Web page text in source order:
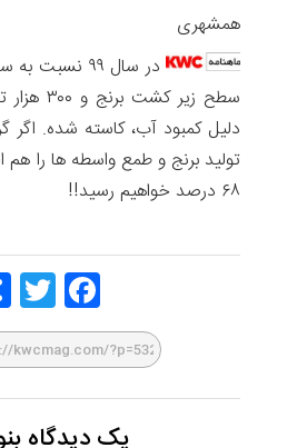
همشهری
سطح زیر
دلیل کمبود آب، کاسته شده. اگر
تولید برنج و طمع واسطه ها را هم
۶۸ درصد خواهیم رسید!!
Face
book
یک دیدگاه